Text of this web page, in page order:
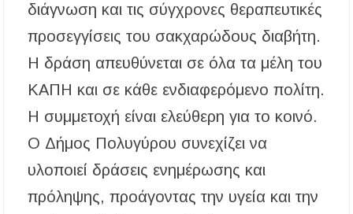
Υποχρεωτικά μέσω τράπεζας τα ενοίκια από
ιδιοκτήτες και ενοικιαστές
διάγνωση και τις σύγχρονες θεραπευτικές
προσεγγίσεις του σακχαρώδους διαβήτη.
Η δράση απευθύνεται σε όλα τα μέλη του
ΚΑΠΗ και σε κάθε ενδιαφερόμενο πολίτη.
Η συμμετοχή είναι ελεύθερη για το κοινό.
Ο Δήμος Πολυγύρου συνεχίζει να
υλοποιεί δράσεις ενημέρωσης και
πρόληψης, προάγοντας την υγεία και την